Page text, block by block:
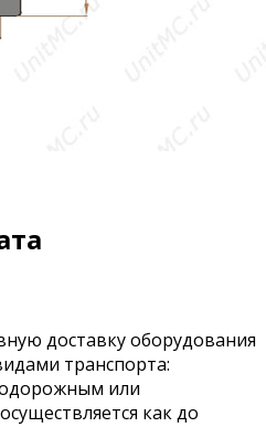
доставку оборудования
транспорта:
или
как до